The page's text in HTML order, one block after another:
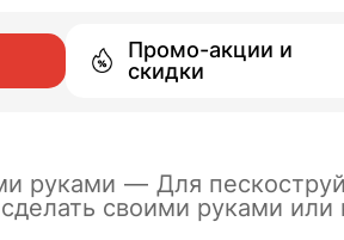
Промо-акции и
скидки
руками — Для
своими руками или